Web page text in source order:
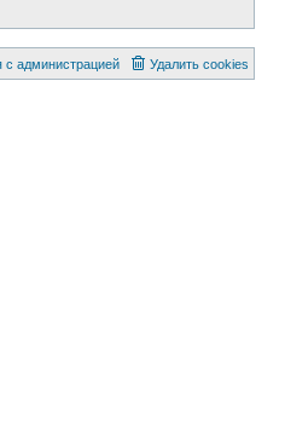
Удалить cookies
с администрацией